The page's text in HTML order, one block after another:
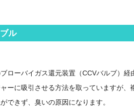
ル
ローバイガス還元装置（CCVバルブ）経
ーに吸引させる方法を取っていますが、
できず、臭いの原因になります。